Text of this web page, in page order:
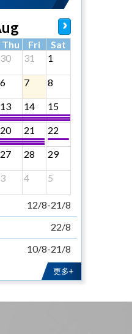
Thu Fri
Sat
30 31 1
6 7 8
13 14 15
20 21 22
27 28 29
3 4 5
12/8-21/8
22/8
10/8-21/8
10/8-21/8
更多+